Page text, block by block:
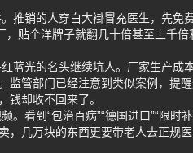
推销的人穿白大褂冒充医生，先免
，贴个洋牌子就翻几十倍甚至上千倍
蓝光的名头继续坑人。厂家生产成
监管部门已经注意到类似案例，提
钱却收不回来了。
看到“包治百病”“德国进口”“限时
几万块的东西更要带老人去正规医